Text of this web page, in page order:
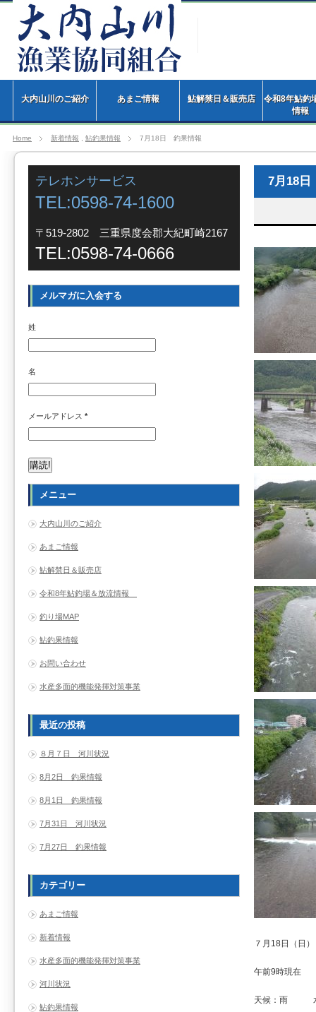
大内山川のご紹介 あまご情報 鮎解禁日＆販売店
令和8年鮎釣
情
Home 新着情報 鮎釣果情報 7月18日 釣果情報
7月18
７月18日（日）
午前9時現在
天候：雨
テレホンサービス
TEL:0598-74-1600
〒519-2802 三重県度会郡大紀町崎2167
TEL:0598-74-0666
メルマガに入会する
姓
名
メールアドレス *
メニュー
大内山川のご紹介
あまご情報
鮎解禁日＆販売店
令和8年鮎釣場＆放流情報
釣り場MAP
鮎釣果情報
お問い合わせ
水産多面的機能発揮対策事業
最近の投稿
８月７日 河川状況
8月2日 釣果情報
8月1日 釣果情報
7月31日 河川状況
7月27日 釣果情報
カテゴリー
あまご情報
新着情報
水産多面的機能発揮対策事業
河川状況
鮎釣果情報